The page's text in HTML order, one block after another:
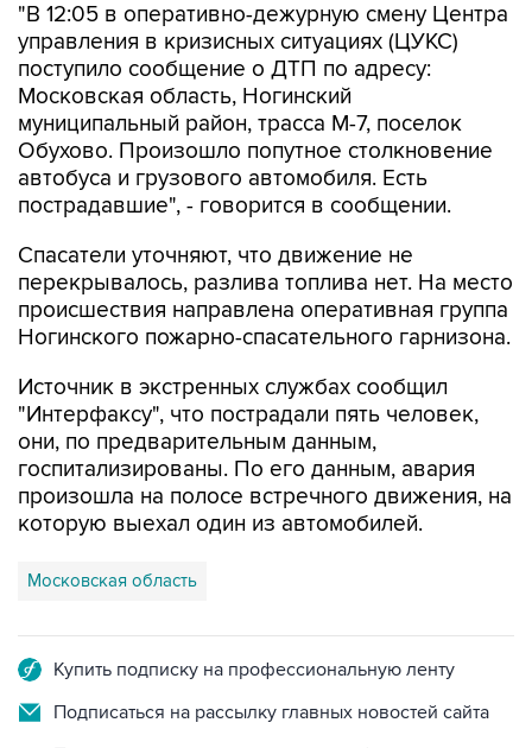
"В 12:05 в оперативно-дежурную смену Центра
управления в кризисных ситуациях (ЦУКС)
поступило сообщение о ДТП по адресу:
Московская область, Ногинский
муниципальный район, трасса М-7, поселок
Обухово. Произошло попутное столкновение
автобуса и грузового автомобиля. Есть
пострадавшие", - говорится в сообщении.
Спасатели уточняют, что движение не
перекрывалось, разлива топлива нет. На место
происшествия направлена оперативная группа
Ногинского пожарно-спасательного гарнизона.
Источник в экстренных службах сообщил
"Интерфаксу", что пострадали пять человек,
они, по предварительным данным,
госпитализированы. По его данным, авария
произошла на полосе встречного движения, на
которую выехал один из автомобилей.
Московская область
Купить подписку на профессиональную ленту
Подписаться на рассылку главных новостей сайта